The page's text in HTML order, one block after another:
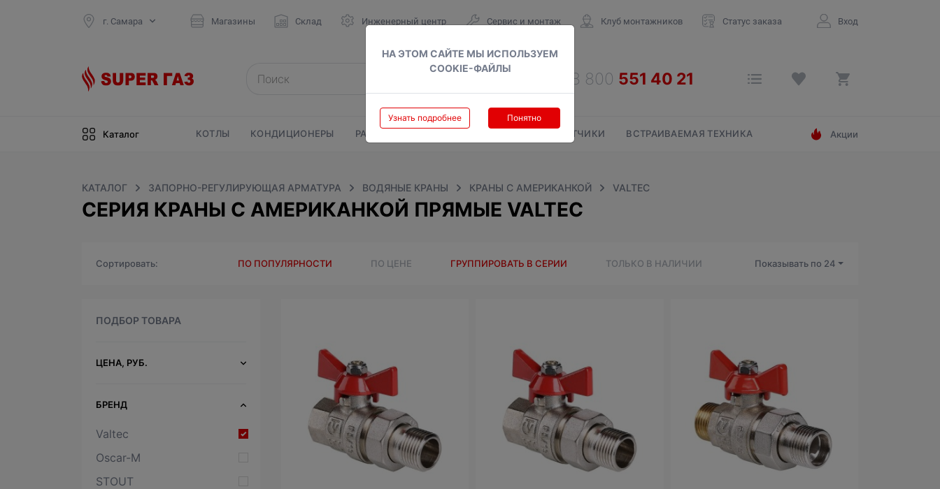
НА ЭТОМ САЙТЕ МЫ ИСПОЛЬЗУЕМ
COOKIE-ФАЙЛЫ
Узнать подробнее Понятно
г. Самара Магазины Склад Инженерный центр Сервис и монтаж Клуб монтажников Статус заказа Вход
Каталог КОТЛЫ КОНДИЦИОНЕРЫ РАДИАТОРЫ СЧЕТЧИКИ ВСТРАИВАЕМАЯ ТЕХНИКА Акции
КАТАЛОГ ЗАПОРНО-РЕГУЛИРУЮЩАЯ АРМАТУРА ВОДЯНЫЕ КРАНЫ КРАНЫ С АМЕРИКАНКОЙ VALTEC
СЕРИЯ КРАНЫ С АМЕРИКАНКОЙ ПРЯМЫЕ VALTEC
Сортировать ПО ПОПУЛЯРНОСТИ ПО ЦЕНЕ ГРУППИРОВАТЬ В СЕРИИ ТОЛЬКО В НАЛИЧИИ Показывать по 24
ПОДБОР ТОВАРА
ЦЕНА, РУБ.
БРЕНД
Valtec
Oscar-M
STOUT